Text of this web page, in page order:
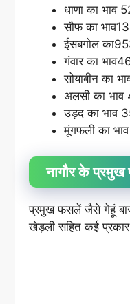
धाणा का भाव
सौफ का
ईसबगोल
गंवार का
सोयाबीन का
अलसी का भाव
उड़द का भाव
मूंगफली का
नागौर के
प्रमुख फसलें जैसे गेहूं
खेड़ली सहित कई प्रकार